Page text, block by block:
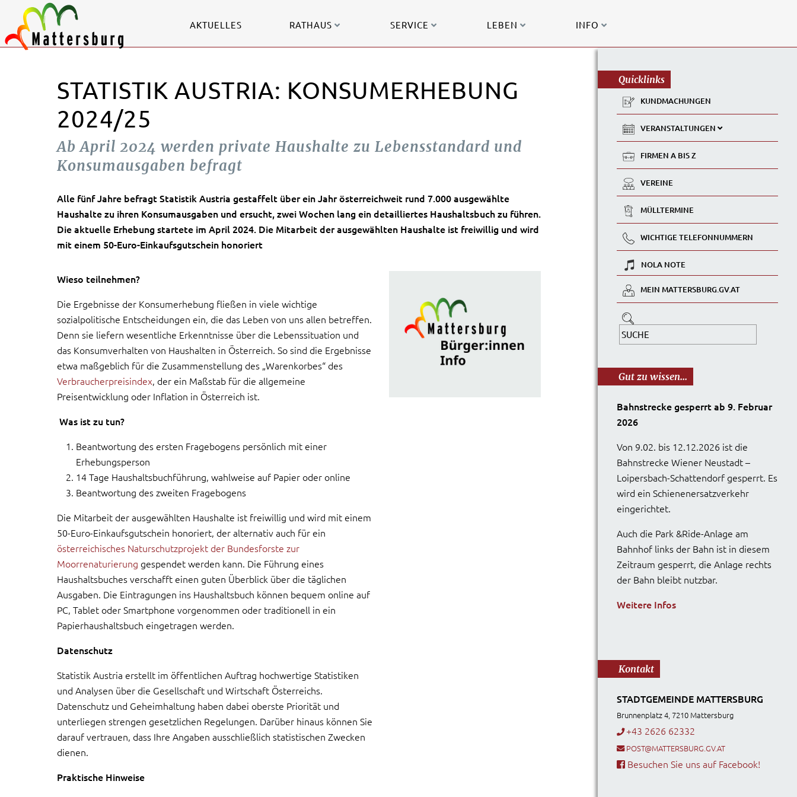
AKTUELLES RATHAUS SERVICE LEBEN INFO
STATISTIK AUSTRIA: KONSUMERHEBUNG
2024/25
Ab April 2024 werden private Haushalte zu Lebensstandard und
Konsumausgaben befragt
Alle fünf Jahre befragt Statistik Austria gestaffelt über ein Jahr österreichweit rund 7.000 ausgewählte
Haushalte zu ihren Konsumausgaben und ersucht, zwei Wochen lang ein detailliertes Haushaltsbuch zu führen.
Die aktuelle Erhebung startete im April 2024. Die Mitarbeit der ausgewählten Haushalte ist freiwillig und wird
mit einem 50-Euro-Einkaufsgutschein honoriert
Wieso teilnehmen?
Die Ergebnisse der Konsumerhebung fließen in viele wichtige
sozialpolitische Entscheidungen ein, die das Leben von uns allen betreffen.
Denn sie liefern wesentliche Erkenntnisse über die Lebenssituation und
das Konsumverhalten von Haushalten in Österreich. So sind die Ergebnisse
etwa maßgeblich für die Zusammenstellung des „Warenkorbes“ des
Verbraucherpreisindex, der ein Maßstab für die allgemeine
Preisentwicklung oder Inflation in Österreich ist.
Was ist zu tun?
Beantwortung des ersten Fragebogens persönlich mit einer
Erhebungsperson
14 Tage Haushaltsbuchführung, wahlweise auf Papier oder online
Beantwortung des zweiten Fragebogens
Die Mitarbeit der ausgewählten Haushalte ist freiwillig und wird mit einem
50-Euro-Einkaufsgutschein honoriert, der alternativ auch für ein
österreichisches Naturschutzprojekt der Bundesforste zur
Moorrenaturierung gespendet werden kann. Die Führung eines
Haushaltsbuches verschafft einen guten Überblick über die täglichen
Ausgaben. Die Eintragungen ins Haushaltsbuch können bequem online auf
PC, Tablet oder Smartphone vorgenommen oder traditionell in ein
Papierhaushaltsbuch eingetragen werden.
Datenschutz
Statistik Austria erstellt im öffentlichen Auftrag hochwertige Statistiken
und Analysen über die Gesellschaft und Wirtschaft Österreichs.
Datenschutz und Geheimhaltung haben dabei oberste Priorität und
unterliegen strengen gesetzlichen Regelungen. Darüber hinaus können Sie
darauf vertrauen, dass Ihre Angaben ausschließlich statistischen Zwecken
dienen.
Praktische Hinweise
Quicklinks
KUNDMACHUNGEN
VERANSTALTUNGEN
FIRMEN A BIS Z
VEREINE
MÜLLTERMINE
WICHTIGE TELEFONNUMMERN
NOLA NOTE
MEIN MATTERSBURG.GV.AT
Gut zu wissen...
Bahnstrecke gesperrt ab 9. Februar
2026
Von 9.02. bis 12.12.2026 ist die
Bahnstrecke Wiener Neustadt –
Loipersbach-Schattendorf gesperrt. Es
wird ein Schienenersatzverkehr
eingerichtet.
Auch die Park &Ride-Anlage am
Bahnhof links der Bahn ist in diesem
Zeitraum gesperrt, die Anlage rechts
der Bahn bleibt nutzbar.
Weitere Infos
Kontakt
STADTGEMEINDE MATTERSBURG
Brunnenplatz 4, 7210 Mattersburg
+43 2626 62332
POST@MATTERSBURG.GV.AT
Besuchen Sie uns auf Facebook!